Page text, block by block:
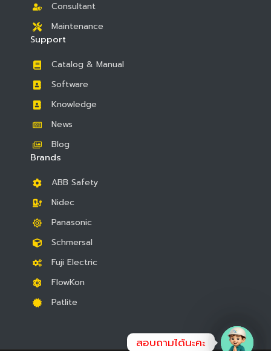
Consultant
Maintenance
Support
Catalog & Manual
Software
Knowledge
News
Blog
Brands
ABB Safety
Nidec
Panasonic
Schmersal
Fuji Electric
FlowKon
Patlite
สอบถามได้นะคะ